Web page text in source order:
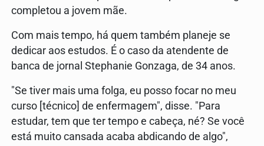
completou a jovem mãe.
Com mais tempo, há quem também planeje se
dedicar aos estudos. É o caso da atendente de
banca de jornal Stephanie Gonzaga, de 34 anos.
"Se tiver mais uma folga, eu posso focar no meu
curso [técnico] de enfermagem", disse. "Para
estudar, tem que ter tempo e cabeça, né? Se você
está muito cansada acaba abdicando de algo",